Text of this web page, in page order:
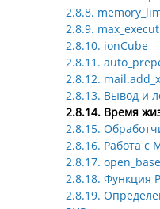
2.8.8.
2.8.9.
2.8.10. ionCube
2.8.11.
2.8.12.
2.8.13. Вывод и
2.8.14. Время
2.8.15.
2.8.16. Работа с
2.8.17.
2.8.18. Функция
2.8.19.